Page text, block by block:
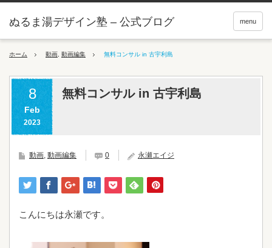
menu
ぬるま湯デザイン塾 – 公式ブログ
ホーム 動画 動画編集 無料コンサル in 古宇利島
8
Feb
2023
無料コンサル in 古宇利島
動画, 動画編集 0 永瀬エイジ
こんにちは永瀬です。